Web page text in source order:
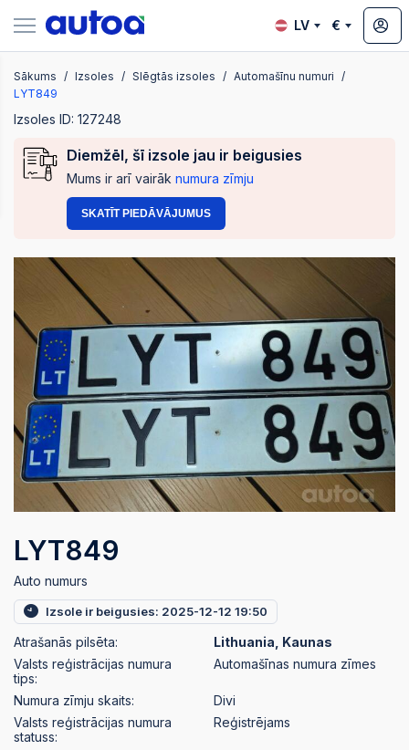
LV €
Sākums Izsoles Slēgtās izsoles
Automašīnu numuri
LYT849
Izsoles ID: 127248
Diemžēl, šī izsole jau ir beigusies
Mums ir arī vairāk numura zīmju
SKATĪT PIEDĀVĀJUMUS
LYT849
Auto numurs
Izsole ir beigusies: 2025-12-12 19:50
Atrašanās pilsēta:
Lithuania, Kaunas
Valsts reģistrācijas numura
tips:
Automašīnas numura zīmes
Numura zīmju skaits:
Divi
Valsts reģistrācijas numura
statuss:
Reģistrējams